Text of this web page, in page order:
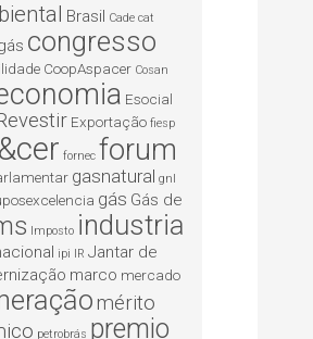
Brasil Cade cat
congresso
CoopAspacer Cosan
Esocial
Exportação fiesp
fornec forum
gasnatural gnl
gás Gás de
Imposto industria
ipi IR Jantar de
marco mercado
mérito
petrobrás premio